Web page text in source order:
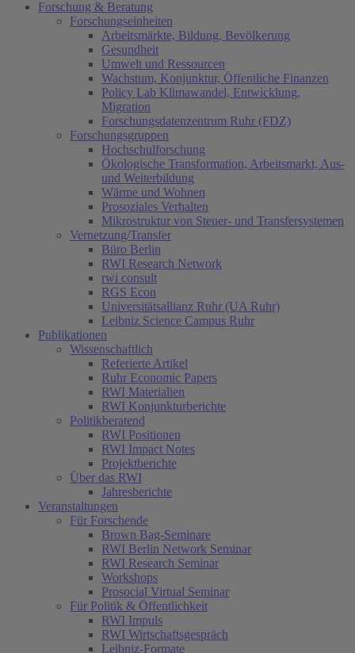
Forschung & Beratung
Forschungseinheiten
Arbeitsmärkte, Bildung, Bevölkerung
Gesundheit
Umwelt und Ressourcen
Wachstum, Konjunktur, Öffentliche Finanzen
Policy Lab Klimawandel, Entwicklung,
Migration
Forschungsdatenzentrum Ruhr (FDZ)
Forschungsgruppen
Hochschulforschung
Ökologische Transformation, Arbeitsmarkt, Aus-
und Weiterbildung
Wärme und Wohnen
Prosoziales Verhalten
Mikrostruktur von Steuer- und Transfersystemen
Vernetzung/Transfer
Büro Berlin
RWI Research Network
rwi consult
RGS Econ
Universitätsallianz Ruhr (UA Ruhr)
Leibniz Science Campus Ruhr
Publikationen
Wissenschaftlich
Referierte Artikel
Ruhr Economic Papers
RWI Materialien
RWI Konjunkturberichte
Politikberatend
RWI Positionen
RWI Impact Notes
Projektberichte
Über das RWI
Jahresberichte
Veranstaltungen
Für Forschende
Brown Bag-Seminare
RWI Berlin Network Seminar
RWI Research Seminar
Workshops
Prosocial Virtual Seminar
Für Politik & Öffentlichkeit
RWI Impuls
RWI Wirtschaftsgespräch
Leibniz-Formate